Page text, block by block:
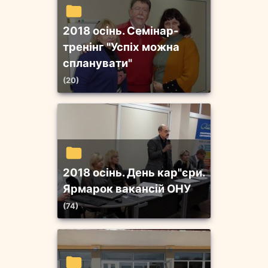
2018 осінь. Семінар-
тренінг "Успіх можна
спланувати"
(20)
2018 осінь. День кар"єри.
Ярмарок вакансій ОНУ
(74)